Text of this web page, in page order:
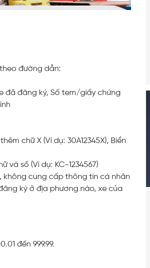
đường dẫn:
đã đăng ký, Số tem/giấy chứng
chữ X (Ví dụ: 30A12345X), Biển
số (Ví dụ: KC-1234567)
không cung cấp thông tin cá nhân
ký ở địa phương nào, xe của
đến 999.99.